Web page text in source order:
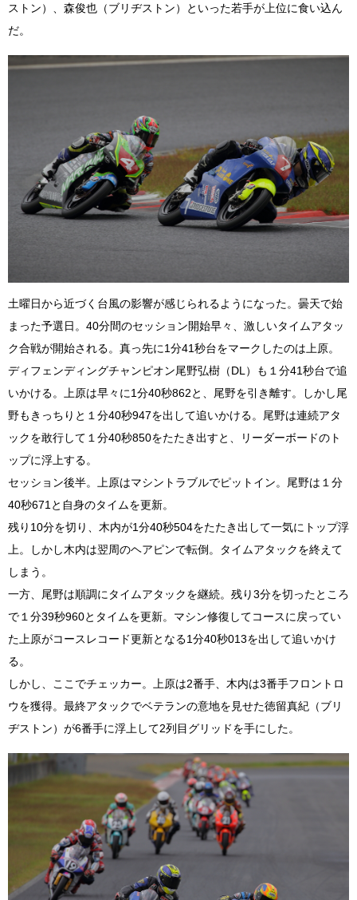
ストン）、森俊也（ブリヂストン）といった若手が上位に食い込ん
だ。
土曜日から近づく台風の影響が感じられるようになった。曇天で始
まった予選日。40分間のセッション開始早々、激しいタイムアタッ
ク合戦が開始される。真っ先に1分41秒台をマークしたのは上原。
ディフェンディングチャンピオン尾野弘樹（DL）も１分41秒台で追
いかける。上原は早々に1分40秒862と、尾野を引き離す。しかし尾
野もきっちりと１分40秒947を出して追いかける。尾野は連続アタ
ックを敢行して１分40秒850をたたき出すと、リーダーボードのト
ップに浮上する。
セッション後半。上原はマシントラブルでピットイン。尾野は１分
40秒671と自身のタイムを更新。
残り10分を切り、木内が1分40秒504をたたき出して一気にトップ浮
上。しかし木内は翌周のヘアピンで転倒。タイムアタックを終えて
しまう。
一方、尾野は順調にタイムアタックを継続。残り3分を切ったところ
で１分39秒960とタイムを更新。マシン修復してコースに戻ってい
た上原がコースレコード更新となる1分40秒013を出して追いかけ
る。
しかし、ここでチェッカー。上原は2番手、木内は3番手フロントロ
ウを獲得。最終アタックでベテランの意地を見せた徳留真紀（ブリ
ヂストン）が6番手に浮上して2列目グリッドを手にした。